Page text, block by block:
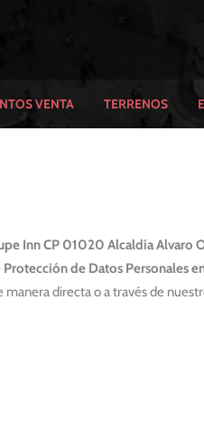
VENTA TERRENOS
Inn CP 01020 Alcaldía Alvaro
Protección de Datos Personales
directa o a través de